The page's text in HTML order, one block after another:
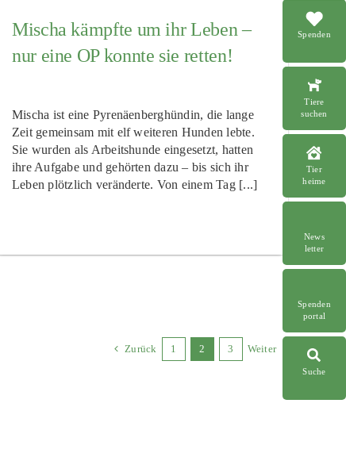
Spenden
Tiere
suchen
Tier
heime
News
letter
Spenden
portal
Suche
Mischa kämpfte um ihr Leben –
nur eine OP konnte sie retten!
Mischa ist eine Pyrenäenberghündin, die lange
Zeit gemeinsam mit elf weiteren Hunden lebte.
Sie wurden als Arbeitshunde eingesetzt, hatten
ihre Aufgabe und gehörten dazu – bis sich ihr
Leben plötzlich veränderte. Von einem Tag [...]
Zurück 1 2 3 Weiter